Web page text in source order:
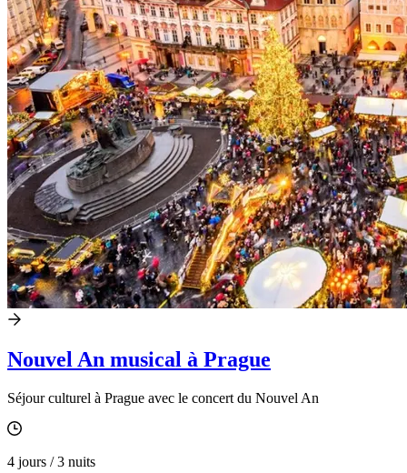
Nouvel An musical à Prague
Séjour culturel à Prague avec le concert du Nouvel An
4 jours / 3 nuits